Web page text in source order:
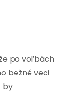
po voľbách
bežné veci
by